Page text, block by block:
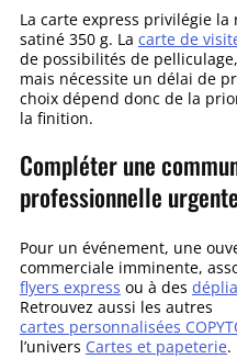
La carte express privilégie
satiné 350 g. La carte de
de possibilités de
mais nécessite un délai de
choix dépend donc de la
la finition.
Compléter une
professionnelle urgente
Pour un événement, une
commerciale imminente,
flyers express ou à des
Retrouvez aussi les autres
cartes personnalisées
l’univers Cartes et papeterie.